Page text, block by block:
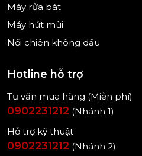
Máy rửa bát
Máy hút mùi
Nồi chiên không dầu
Hotline hỗ trợ
Tư vấn mua hàng (Miễn phí)
0902231212 (Nhánh 1)
Hỗ trợ kỹ thuật
0902231212 (Nhánh 2)